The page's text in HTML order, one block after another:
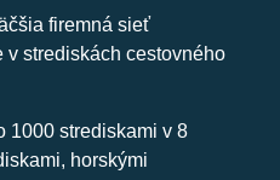
firemná sieť
strediskách cestovného
1000 strediskami v 8
horskými